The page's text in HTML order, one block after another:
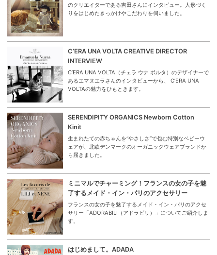
のクリエイターである吉田さんにインタビュー。人形づく
りをはじめたきっかけやこだわりを伺いました。
C’ERA UNA VOLTA CREATIVE DIRECTOR
INTERVIEW
C’ERA UNA VOLTA（チェラ ウナ ボルタ）のデザイナーで
あるエマヌエラさんのインタビューから、 C’ERA UNA
VOLTAの魅力をひもときます。
SERENDIPITY ORGANICS Newborn Cotton
Kinit
生まれたての赤ちゃんを“やさしさ”で包む特別なベビーウ
ェアが、北欧デンマークのオーガニックウェアブランドか
ら届きました。
ミニマルでチャーミング！フランスの女の子を魅
了するメイド・イン・パリのアクセサリー
フランスの女の子を魅了するメイド・イン・パリのアクセ
サリー「ADORABILI（アドラビリ）」についてご紹介しま
す。
はじめまして。ADADA